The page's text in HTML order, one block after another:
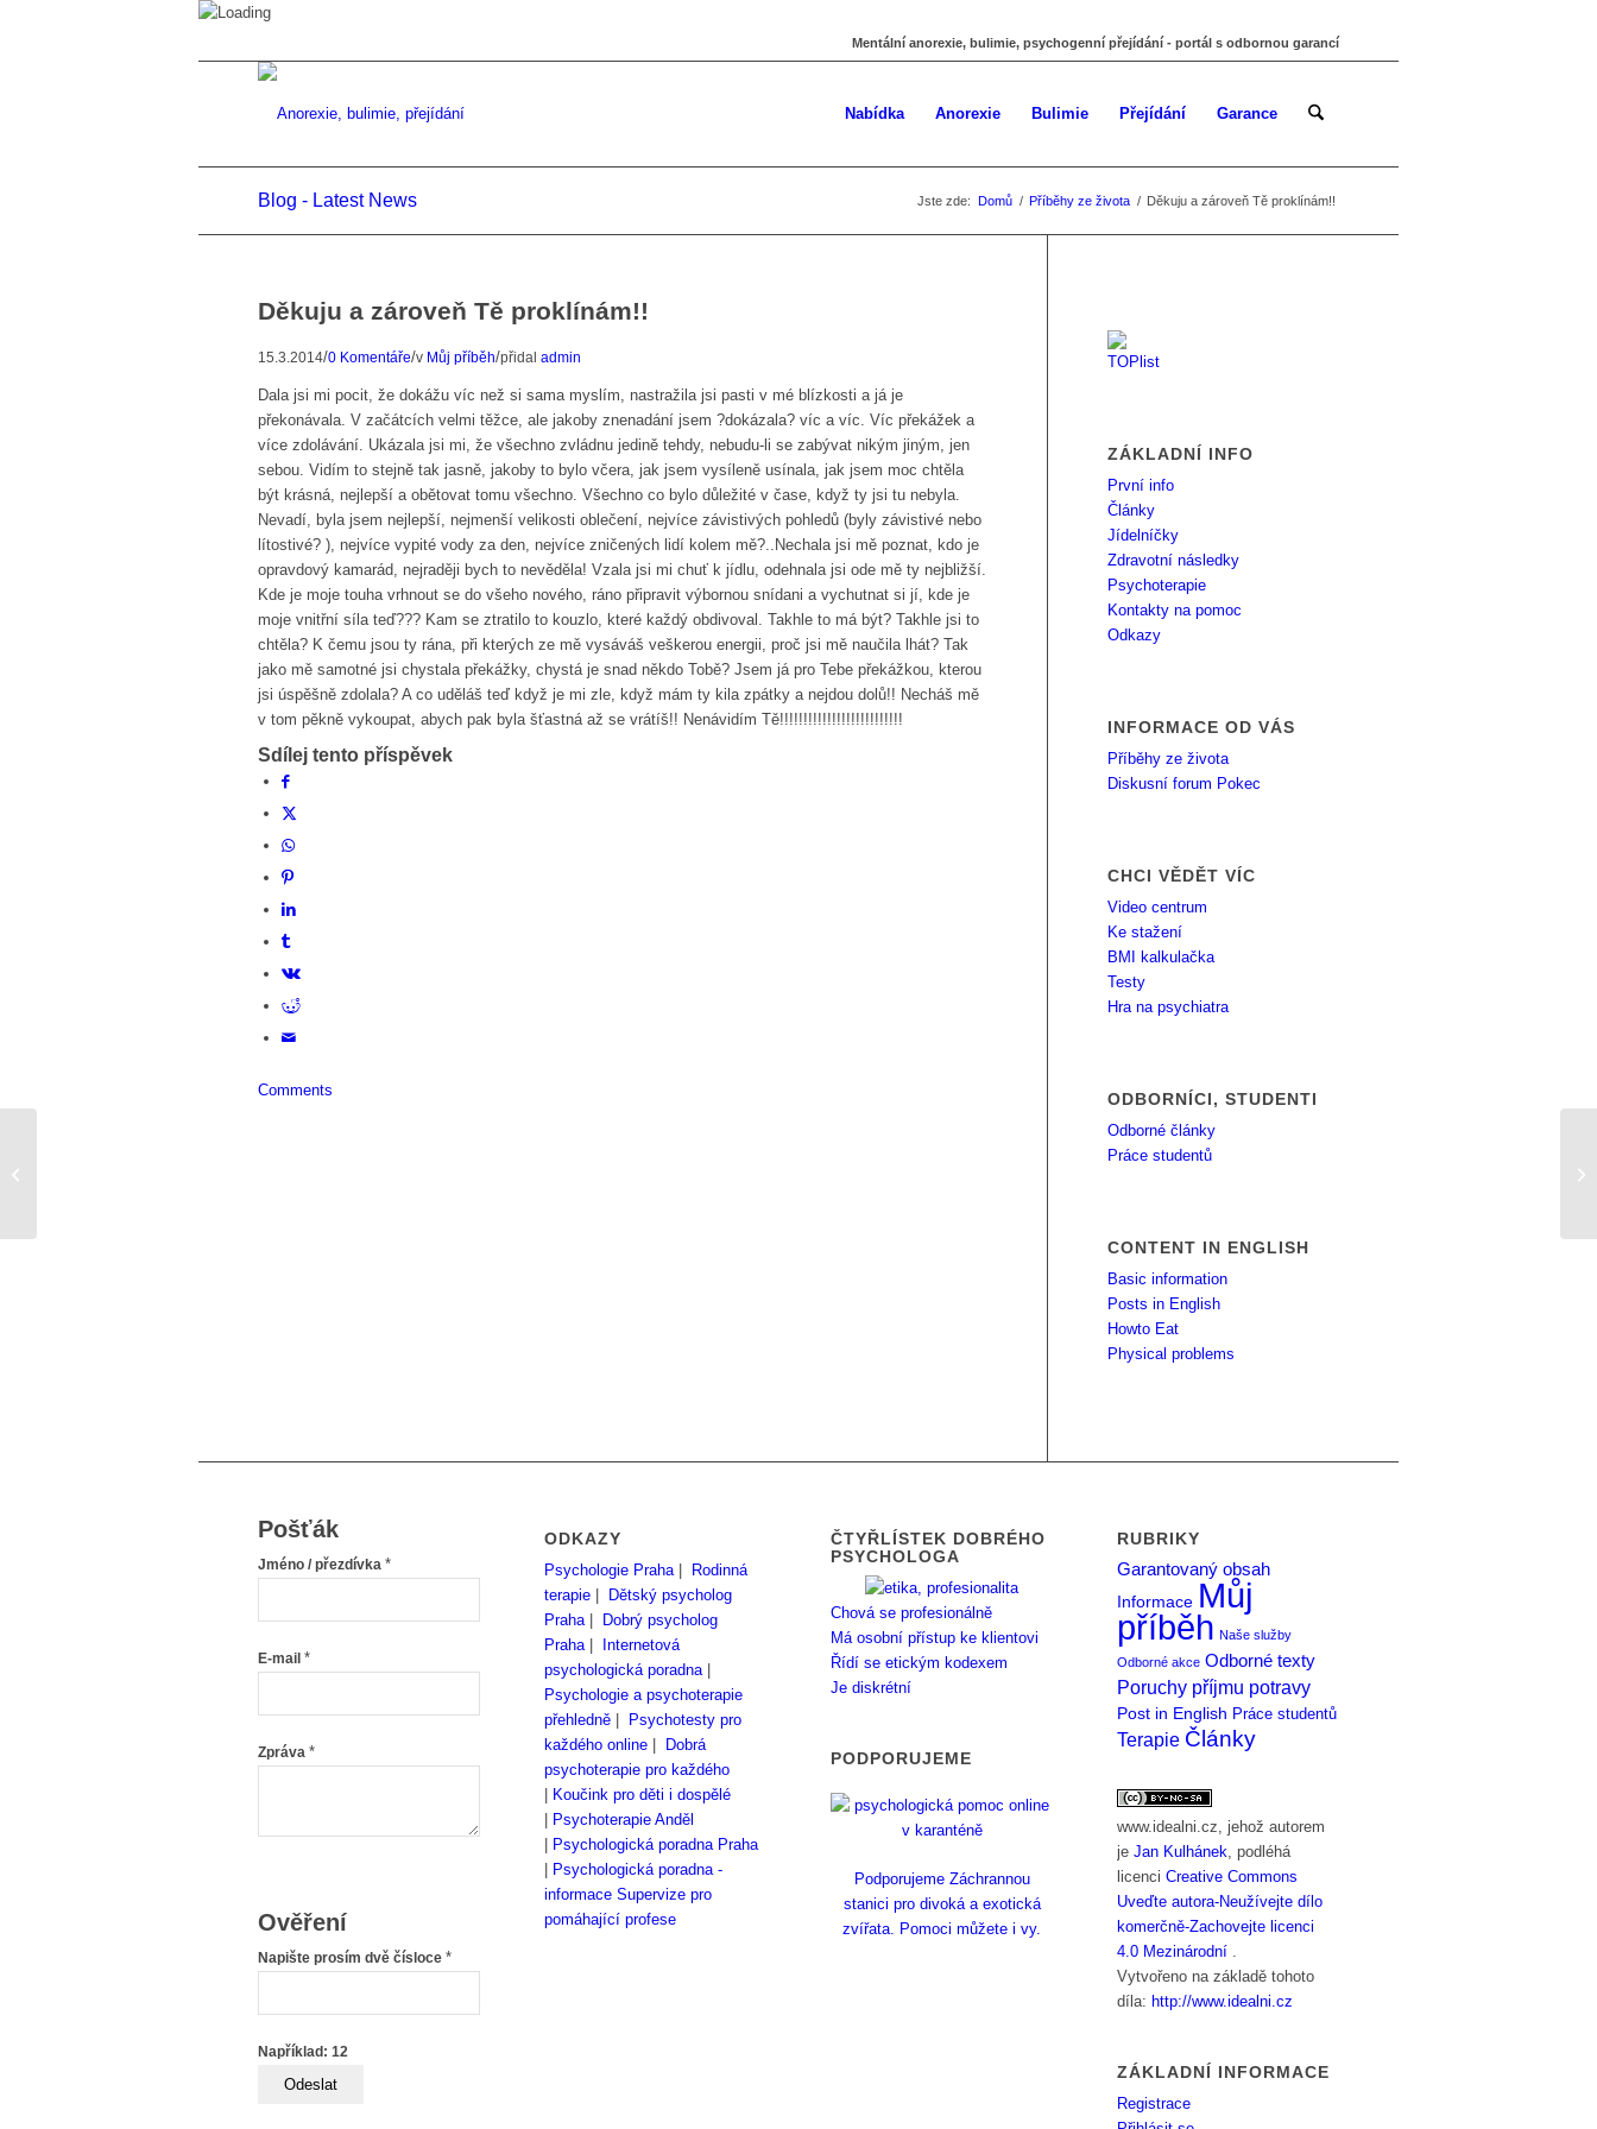
Mentální anorexie, bulimie, psychogenní přejídání - portál s odbornou garancí
Nabídka Anorexie Bulimie Přejídání Garance
Blog - Latest News Jste zde: Domů / Příběhy ze života / Děkuju a zároveň Tě proklínám!!
Děkuju a zároveň Tě proklínám!!
15.3.2014/0 Komentáře/v Můj příběh/přidal admin
Dala jsi mi pocit, že dokážu víc než si sama myslím, nastražila jsi pasti v mé blízkosti a já je
překonávala. V začátcích velmi těžce, ale jakoby znenadání jsem ?dokázala? víc a víc. Víc překážek a
více zdolávání. Ukázala jsi mi, že všechno zvládnu jedině tehdy, nebudu-li se zabývat nikým jiným, jen
sebou. Vidím to stejně tak jasně, jakoby to bylo včera, jak jsem vysíleně usínala, jak jsem moc chtěla
být krásná, nejlepší a obětovat tomu všechno. Všechno co bylo důležité v čase, když ty jsi tu nebyla.
Nevadí, byla jsem nejlepší, nejmenší velikosti oblečení, nejvíce závistivých pohledů (byly závistivé nebo
lítostivé? ), nejvíce vypité vody za den, nejvíce zničených lidí kolem mě?..Nechala jsi mě poznat, kdo je
opravdový kamarád, nejraději bych to nevěděla! Vzala jsi mi chuť k jídlu, odehnala jsi ode mě ty nejbližší.
Kde je moje touha vrhnout se do všeho nového, ráno připravit výbornou snídani a vychutnat si jí, kde je
moje vnitřní síla teď??? Kam se ztratilo to kouzlo, které každý obdivoval. Takhle to má být? Takhle jsi to
chtěla? K čemu jsou ty rána, při kterých ze mě vysáváš veškerou energii, proč jsi mě naučila lhát? Tak
jako mě samotné jsi chystala překážky, chystá je snad někdo Tobě? Jsem já pro Tebe překážkou, kterou
jsi úspěšně zdolala? A co uděláš teď když je mi zle, když mám ty kila zpátky a nejdou dolů!! Necháš mě
v tom pěkně vykoupat, abych pak byla šťastná až se vrátíš!! Nenávidím Tě!!!!!!!!!!!!!!!!!!!!!!!!!!
Sdílej tento příspěvek
Comments
ZÁKLADNÍ INFO
První info
Články
Jídelníčky
Zdravotní následky
Psychoterapie
Kontakty na pomoc
Odkazy
INFORMACE OD VÁS
Příběhy ze života
Diskusní forum Pokec
CHCI VĚDĚT VÍC
Video centrum
Ke stažení
BMI kalkulačka
Testy
Hra na psychiatra
ODBORNÍCI, STUDENTI
Odborné články
Práce studentů
CONTENT IN ENGLISH
Basic information
Posts in English
Howto Eat
Physical problems
Pošťák
Jméno / přezdívka *
E-mail *
Zpráva *
Ověření
Napište prosím dvě čísloce *
Například: 12
ODKAZY
Psychologie Praha|
Rodinná
terapie
Dětský psycholog
Praha|
Dobrý psycholog
Praha|
Internetová
psychologická poradna|
Psychologie a psychoterapie
přehledně
Psychotesty pro
každého online
Dobrá
psychoterapie pro každého
Koučink pro děti i dospělé
Psychoterapie Anděl
Psychologická poradna Praha
Psychologická poradna -
informace Supervize pro
pomáhající profese
ČTYŘLÍSTEK DOBRÉHO
PSYCHOLOGA
Chová se profesionálně
Má osobní přístup ke klientovi
Řídí se etickým kodexem
Je diskrétní
PODPORUJEME
Podporujeme Záchrannou
stanici pro divoká a exotická
zvířata. Pomoci můžete i vy.
RUBRIKY
Garantovaný obsah
Informace Můj
příběh Naše služby
Odborné akce Odborné texty
Poruchy příjmu potravy
Post in English Práce studentů
Terapie Články
www.idealni.cz, jehož autorem
jeJan Kulhánek, podléhá
licenciCreative Commons
Uveďte autora-Neužívejte dílo
komerčně-Zachovejte licenci
4.0 Mezinárodní .
Vytvořeno na základě tohoto
díla: http://www.idealni.cz
ZÁKLADNÍ INFORMACE
Registrace